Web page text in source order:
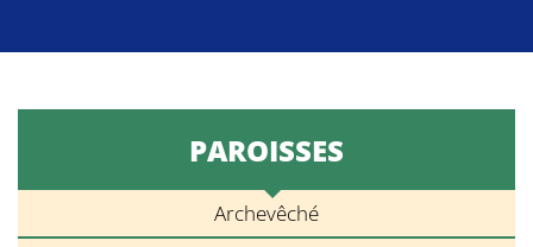
PAROISSES
Archevêché